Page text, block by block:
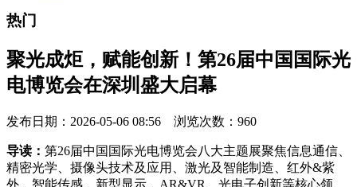
热门
聚光成炬，赋能创新！第26届中国国际光
电博览会在深圳盛大启幕
发布日期：2026-05-06 08:56 浏览次数： 960
导读： 第26届中国国际光电博览会八大主题展聚焦信息通信、
精密光学、摄像头技术及应用、激光及智能制造、红外&紫
外、智能传感、新型显示、AR&VR、光电子创新等核心领